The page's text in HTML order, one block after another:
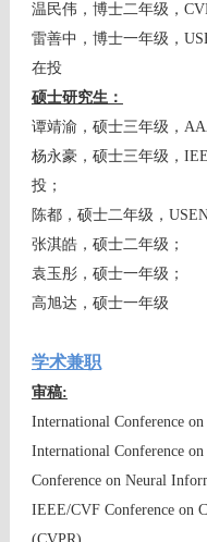
温民伟，博士二年级，
雷善中，博士一年级，
在投
硕士研究生：
谭靖渝，硕士三年级 ，
杨永豪，硕士三年级 ，
投；
陈都，硕士二年级 ，
张淇皓，硕士二年级；
袁玉彤，硕士一年级；
高旭达，硕士一年级
学术兼职
审稿:
International Conference
International Conference
Conference on Neural
IEEE/CVF Conference on